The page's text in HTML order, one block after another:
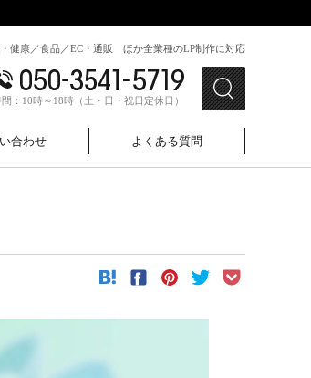
健康／食品／EC・通販 ほか全業種のLP制作に対応
：10時～18時（土・日・祝日定休日）
合わせ よくある質問